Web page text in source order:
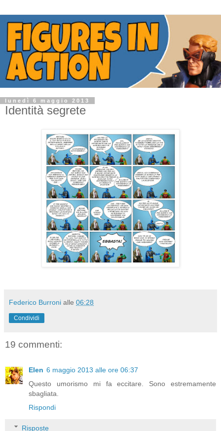
lunedì 6 maggio 2013
Identità segrete
Federico Burroni alle 06:28
Condividi
19 commenti:
Elen 6 maggio 2013 alle ore 06:37
Questo umorismo mi fa eccitare. Sono estremamente
sbagliata.
Rispondi
Risposte